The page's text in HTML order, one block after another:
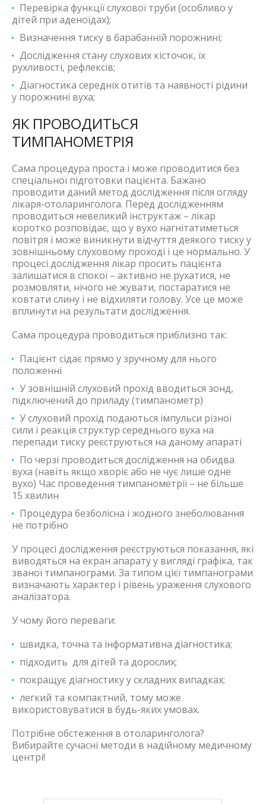
Перевірка функції слухової труби (особливо у
дітей при аденоїдах);
Визначення тиску в барабанній порожнині;
Дослідження стану слухових кісточок, їх
рухливості, рефлексів;
Діагностика середніх отитів та наявності рідини
у порожнині вуха;
ЯК ПРОВОДИТЬСЯ
ТИМПАНОМЕТРІЯ
Сама процедура проста і може проводитися без
спеціальної підготовки пацієнта. Бажано
проводити даний метод дослідження після огляду
лікаря-отоларинголога. Перед дослідженням
проводиться невеликий інструктаж – лікар
коротко розповідає, що у вухо нагнітатиметься
повітря і може виникнути відчуття деякого тиску у
зовнішньому слуховому проході і це нормально. У
процесі дослідження лікар просить пацієнта
залишатися в спокої – активно не рухатися, не
розмовляти, нічого не жувати, постаратися не
ковтати слину і не відхиляти голову. Усе це може
вплинути на результати дослідження.
Сама процедура проводиться приблизно так:
Пацієнт сідає прямо у зручному для нього
положенні
У зовнішній слуховий прохід вводиться зонд,
підключений до приладу (тимпанометр)
У слуховий прохід подаються імпульси різної
сили і реакція структур середнього вуха на
перепади тиску реєструються на даному апараті
По черзі проводиться дослідження на обидва
вуха (навіть якщо хворіє або не чує лише одне
вухо) Час проведення тимпанометрії – не більше
15 хвилин
Процедура безболісна і жодного знеболювання
не потрібно
У процесі дослідження реєструються показання, які
виводяться на екран апарату у вигляді графіка, так
званої тимпанограми. За типом цієї тимпанограми
визначають характер і рівень ураження слухового
аналізатора.
У чому його переваги:
швидка, точна та інформативна діагностика;
підходить для дітей та дорослих;
покращує діагностику у складних випадках;
легкий та компактний, тому може
використовуватися в будь-яких умовах.
Потрібне обстеження в отоларинголога?
Вибирайте сучасні методи в надійному медичному
центрі!